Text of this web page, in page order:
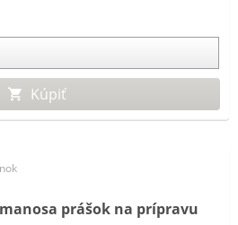
Kúpiť
prášok na prípravu